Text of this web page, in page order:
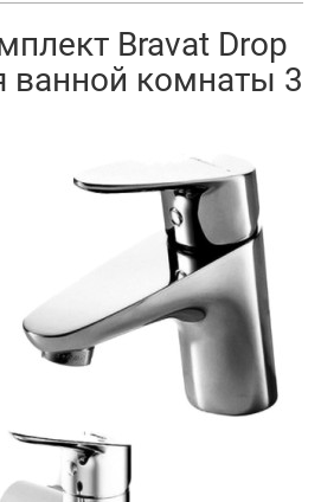
Bravat Drop
ванной комнаты 3